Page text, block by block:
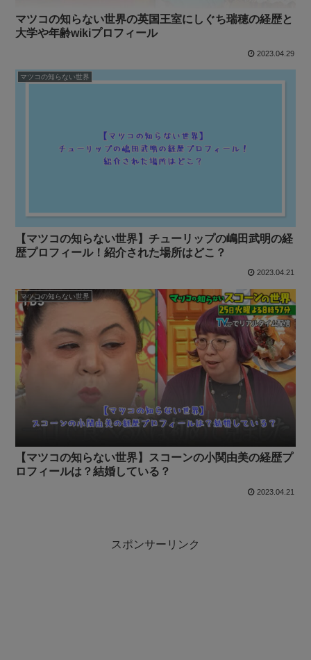
マツコの知らない世界の英国王室にしぐち瑞穂の経歴と
大学や年齢wikiプロフィール
2023.04.29
マツコの知らない世界
【マツコの知らない世界】チューリップの嶋田武明の経
歴プロフィール！紹介された場所はどこ？
2023.04.21
マツコの知らない世界
【マツコの知らない世界】スコーンの小関由美の経歴プ
ロフィールは？結婚している？
2023.04.21
スポンサーリンク